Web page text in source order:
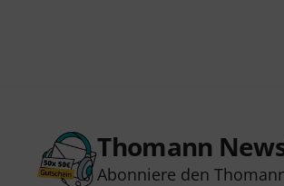
Thomann
Abonniere den